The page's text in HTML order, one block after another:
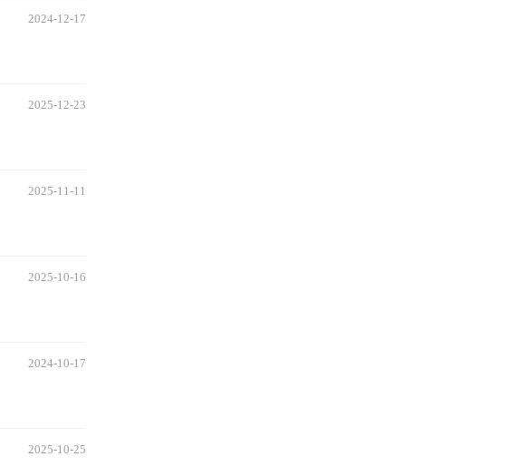
2024-12-17
2025-12-23
2025-11-11
2025-10-16
2024-10-17
2025-10-25